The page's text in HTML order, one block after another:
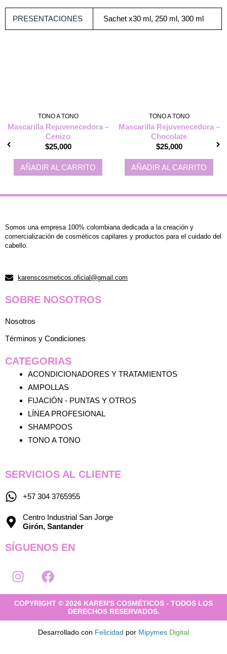
PRESENTACIONES Sachet x30 ml, 250 ml, 300 ml
TONO A TONO
Mascarilla Rejuvenecedora –
Cenizo
$25,000
AÑADIR AL CARRITO
TONO A TONO
Mascarilla Rejuvenecedora –
Chocolate
$25,000
AÑADIR AL CARRITO
Somos una empresa 100% colombiana dedicada a la creación y
comercialización de cosméticos capilares y productos para el cuidado del
cabello.
karenscosmeticos.oficial@gmail.com
SOBRE NOSOTROS
Nosotros
Términos y Condiciones
CATEGORIAS
ACONDICIONADORES Y TRATAMIENTOS
AMPOLLAS
FIJACIÓN - PUNTAS Y OTROS
LÍNEA PROFESIONAL
SHAMPOOS
TONO A TONO
SERVICIOS AL CLIENTE
+57 304 3765955
Centro Industrial San Jorge
Girón, Santander
SÍGUENOS EN
I
n
s
t
a
F
a
c
e
b
o
COPYRIGHT © 2026 KAREN'S COSMÉTICOS - TODOS LOS
DERECHOS RESERVADOS.
Desarrollado con Felicidad por Mipymes Digital